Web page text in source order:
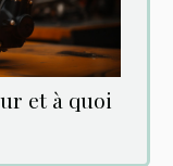
et à quoi